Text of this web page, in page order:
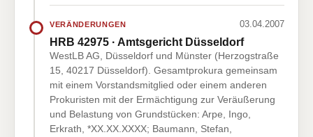
VERÄNDERUNGEN 03.04.2007
HRB 42975 · Amtsgericht Düsseldorf
WestLB AG, Düsseldorf und Münster (Herzogstraße
15, 40217 Düsseldorf). Gesamtprokura gemeinsam
mit einem Vorstandsmitglied oder einem anderen
Prokuristen mit der Ermächtigung zur Veräußerung
und Belastung von Grundstücken: Arpe, Ingo,
Erkrath, *XX.XX.XXXX; Baumann, Stefan,